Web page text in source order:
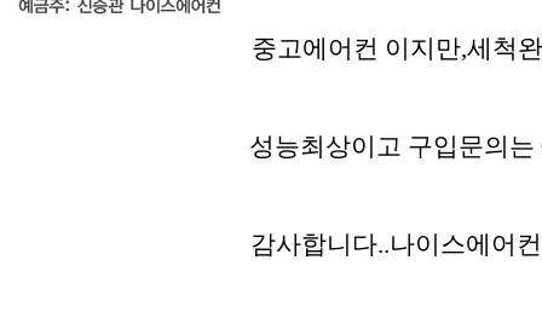
중고에어컨 이지만,세척
성능최상이고 구입문의
감사합니다..나이스에어